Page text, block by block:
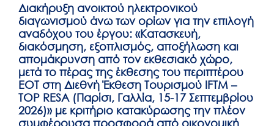
Διακήρυξη ανοικτού ηλεκτρονικού
διαγωνισμού άνω των ορίων για την επιλογή
αναδόχου του έργου: «Κατασκευή,
διακόσμηση, εξοπλισμός, αποξήλωση και
απομάκρυνση από τον εκθεσιακό χώρο,
μετά το πέρας της έκθεσης του περιπτέρου
ΕΟΤ στη Διεθνή Έκθεση Τουρισμού IFTM –
TOP RESA (Παρίσι, Γαλλία, 15-17 Σεπτεμβρίου
2026)» με κριτήριο κατακύρωσης την πλέον
συμφέρουσα προσφορά από οικονομική